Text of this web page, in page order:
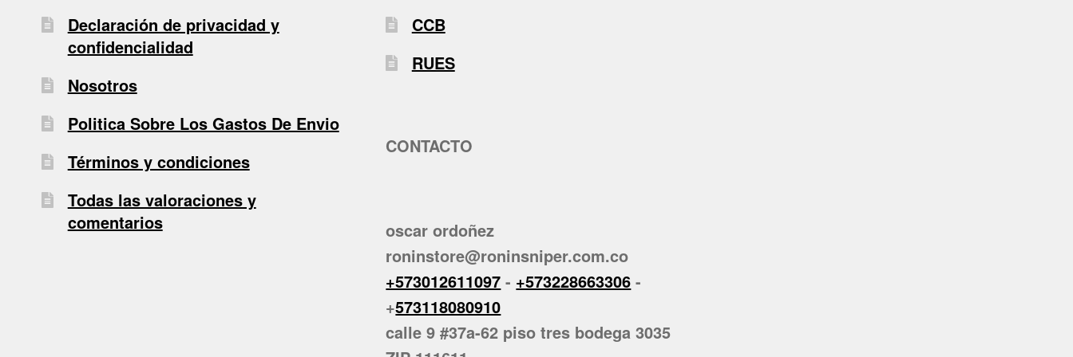
Declaración de privacidad y
confidencialidad
Nosotros
Politica Sobre Los Gastos De Envio
Términos y condiciones
Todas las valoraciones y
comentarios
CCB
RUES
CONTACTO
oscar ordoñez
roninstore@roninsniper.com.co
+573012611097 - +573228663306 -
+573118080910
calle 9 #37a-62 piso tres bodega 3035